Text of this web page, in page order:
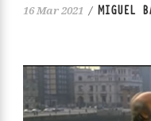
16 Mar 2021 / MIGUEL